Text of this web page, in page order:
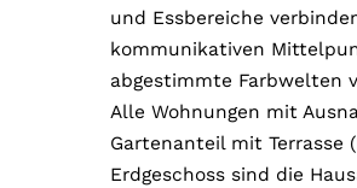
und Essbereiche
kommunikativen
abgestimmte Farbwelten
Alle Wohnungen mit
Gartenanteil mit Terrasse
Erdgeschoss sind die